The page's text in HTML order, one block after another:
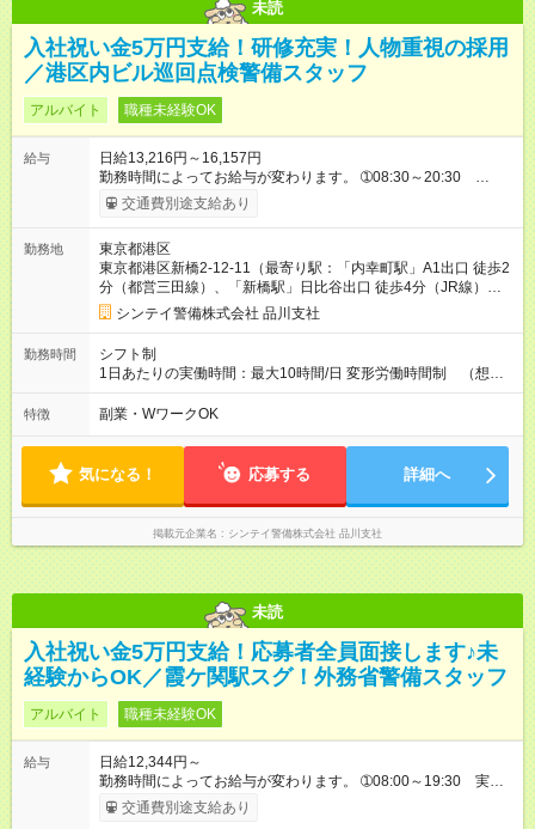
未読
入社祝い金5万円支給！研修充実！人物重視の採用
／港区内ビル巡回点検警備スタッフ
アルバイト 職種未経験OK
給与
日給13,216円～16,157円
勤務時間によってお給与が変わります。 ➀08:30～20:30
13,216円～ ➁20:30～08:30 14,688円～ ※他時間帯のお仕事も
ございます。 ※別途資格手当がございます。 例：自衛消防技
級救命講習修了 250円/日 など 【試用期間】試用期間あり 試
用期間の長さ：2週間 雇用形態、給与は本採用時と同じです。
交通費別途支給あり
勤務地
東京都港区
東京都港区新橋2-12-11（最寄り駅：「内幸町駅」A1出口 徒歩2
分（都営三田線）、「新橋駅」日比谷出口 徒歩4分（JR線）、8
番出口 徒歩5分（東京メトロ銀座線・都営浅草線））
シンテイ警備株式会社 品川支社
勤務時間
シフト制
1日あたりの実働時間：最大10時間/日 変形労働時間制 （想定
労働時間 170時間/月） 【シフト例】 ➀08:30～20:30（休憩時
間120分） ➁20:30～08:30（休憩時間120分）
特徴 副業・WワークOK
気になる！ 応募する 詳細へ
掲載元企業名 シンテイ警備株式会社 品川支社
未読
入社祝い金5万円支給！応募者全員面接します♪未
経験からOK／霞ケ関駅スグ！外務省警備スタッフ
アルバイト 職種未経験OK
給与
日給12,344円～
勤務時間によってお給与が変わります。 ➀08:00～19:30 実働
09:30、休憩02:00 ※他時間帯のお仕事もございます。 ※別途資
格手当がございます。 例：自衛消防技術認定 500円/日
交通費別途支給あり